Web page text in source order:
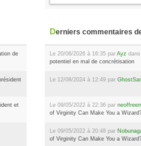
de
et
Derniers commentaires
Le 20/06/2026 à 16:35 parAyz dans
potentiel en mal de concrétisation
Le 12/08/2024 à 12:49 par
Le 09/05/2022 à 22:36 par
of Virginity Can Make You a
Le 09/05/2022 à 20:48 par
of Virginity Can Make You a